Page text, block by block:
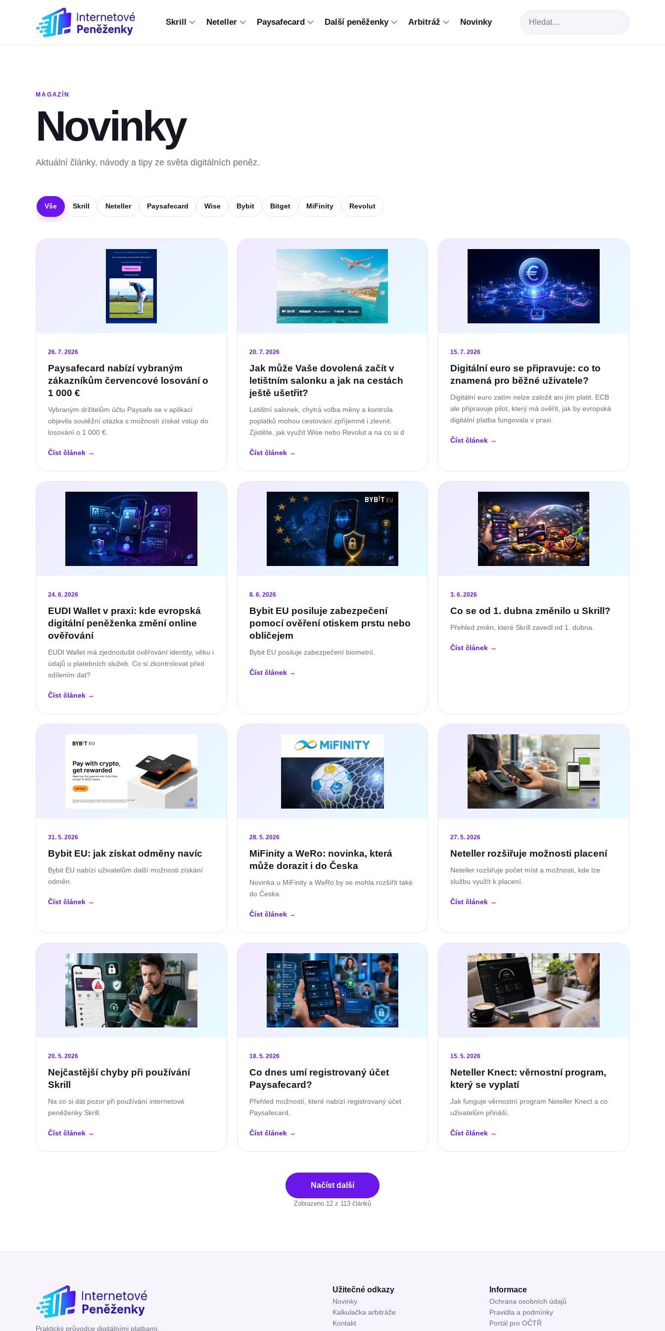
Skrill Neteller Paysafecard Další peněženky Arbitráž Novinky
Hledat
MAGAZÍN
Novinky
Aktuální články, návody a tipy ze světa digitálních peněz.
Vše Skrill Neteller Paysafecard Wise Bybit Bitget MiFinity Revolut
26. 7. 2026
Paysafecard nabízí vybraným
zákazníkům červencové losování o
1 000 €
Vybraným držitelům účtu Paysafe se v aplikaci
objevila soutěžní otázka s možností získat vstup do
losování o 1 000 €.
Číst článek →
20. 7. 2026
Jak může Vaše dovolená začít v
letištním salonku a jak na cestách
ještě ušetřit?
Letištní salonek, chytrá volba měny a kontrola
poplatků mohou cestování zpříjemnit i zlevnit.
Zjistěte, jak využít Wise nebo Revolut a na co si d
Číst článek →
15. 7. 2026
Digitální euro se připravuje: co to
znamená pro běžné uživatele?
Digitální euro zatím nelze založit ani jím platit. ECB
ale připravuje pilot, který má ověřit, jak by evropská
digitální platba fungovala v praxi.
Číst článek →
24. 6. 2026
EUDI Wallet v praxi: kde evropská
digitální peněženka změní online
ověřování
EUDI Wallet má zjednodušit ověřování identity, věku i
údajů u platebních služeb. Co si zkontrolovat před
sdílením dat?
Číst článek →
8. 6. 2026
Bybit EU posiluje zabezpečení
pomocí ověření otiskem prstu nebo
obličejem
Bybit EU posiluje zabezpečení biometrií.
Číst článek →
3. 6. 2026
Co se od 1. dubna změnilo u Skrill?
Přehled změn, které Skrill zavedl od 1. dubna.
Číst článek →
31. 5. 2026
Bybit EU: jak získat odměny navíc
Bybit EU nabízí uživatelům další možnosti získání
odměn.
Číst článek →
28. 5. 2026
MiFinity a WeRo: novinka, která
může dorazit i do Česka
Novinka u MiFinity a WeRo by se mohla rozšířit také
do Česka.
Číst článek →
27. 5. 2026
Neteller rozšiřuje možnosti placení
Neteller rozšiřuje počet míst a možnosti, kde lze
službu využít k placení.
Číst článek →
20. 5. 2026
Nejčastější chyby při používání
Skrill
Na co si dát pozor při používání internetové
peněženky Skrill.
Číst článek →
18. 5. 2026
Co dnes umí registrovaný účet
Paysafecard?
Přehled možností, které nabízí registrovaný účet
Paysafecard.
Číst článek →
15. 5. 2026
Neteller Knect: věrnostní program,
který se vyplatí
Jak funguje věrnostní program Neteller Knect a co
uživatelům přináší.
Číst článek →
Načíst další
Zobrazeno 12 z 113 článků
Praktický průvodce digitálními platbami.
Užitečné odkazy
Novinky
Kalkulačka arbitráže
Kontakt
Informace
Ochrana osobních údajů
Pravidla a podmínky
Portál pro OČTŘ